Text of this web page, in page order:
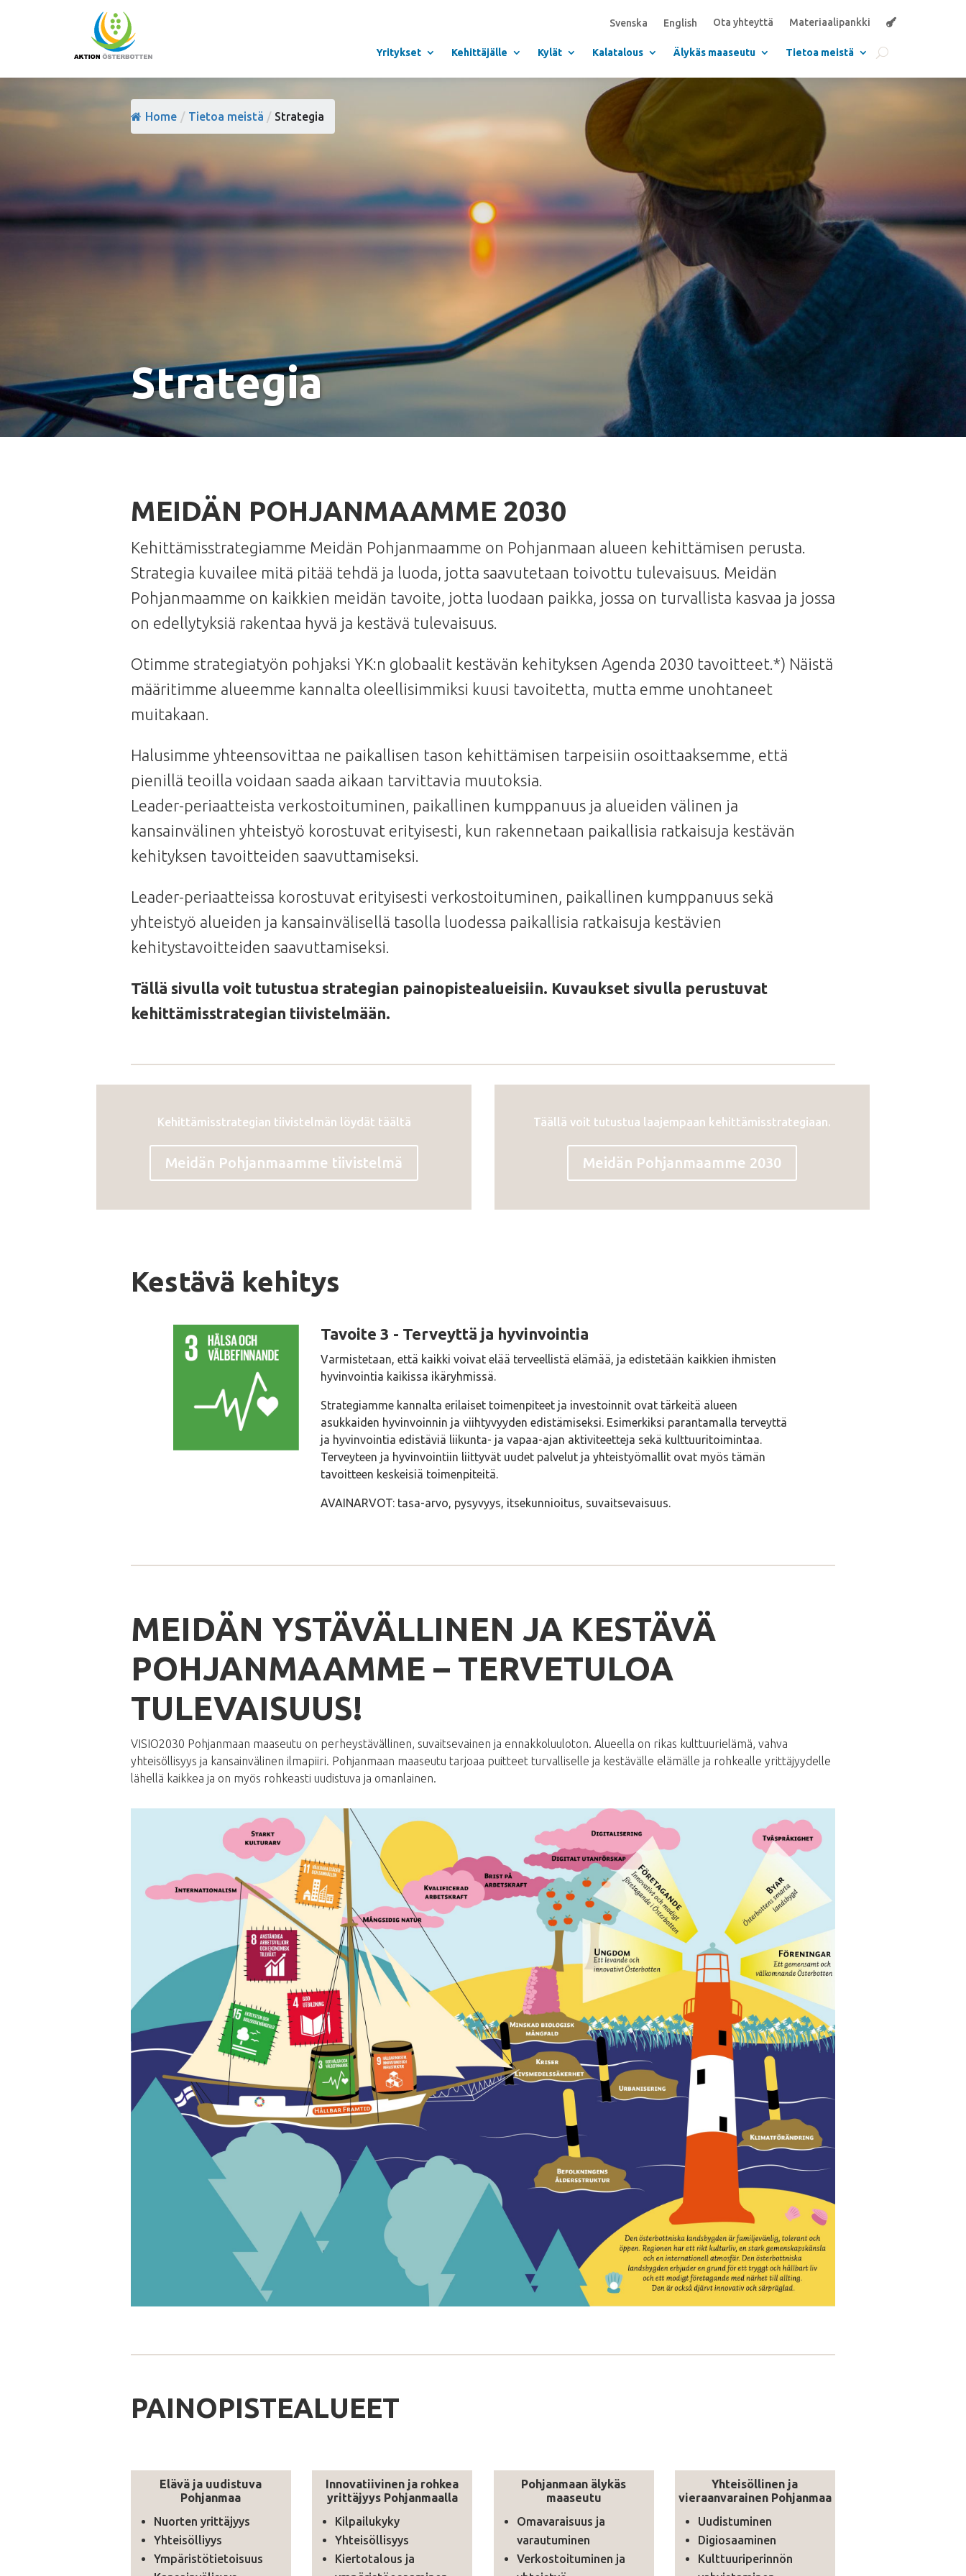
Svenska English Ota yhteyttä Materiaalipankki
Yritykset Kehittäjälle Kylät Kalatalous Älykäs maaseutu Tietoa meistä
Home / Tietoa meistä / Strategia
Strategia
MEIDÄN POHJANMAAMME 2030
Kehittämisstrategiamme Meidän Pohjanmaamme on Pohjanmaan alueen kehittämisen perusta.
Strategia kuvailee mitä pitää tehdä ja luoda, jotta saavutetaan toivottu tulevaisuus. Meidän
Pohjanmaamme on kaikkien meidän tavoite, jotta luodaan paikka, jossa on turvallista kasvaa ja jossa
on edellytyksiä rakentaa hyvä ja kestävä tulevaisuus.
Otimme strategiatyön pohjaksi YK:n globaalit kestävän kehityksen Agenda 2030 tavoitteet.*) Näistä
määritimme alueemme kannalta oleellisimmiksi kuusi tavoitetta, mutta emme unohtaneet
muitakaan.
Halusimme yhteensovittaa ne paikallisen tason kehittämisen tarpeisiin osoittaaksemme, että
pienillä teoilla voidaan saada aikaan tarvittavia muutoksia.
Leader-periaatteista verkostoituminen, paikallinen kumppanuus ja alueiden välinen ja
kansainvälinen yhteistyö korostuvat erityisesti, kun rakennetaan paikallisia ratkaisuja kestävän
kehityksen tavoitteiden saavuttamiseksi.
Leader-periaatteissa korostuvat erityisesti verkostoituminen, paikallinen kumppanuus sekä
yhteistyö alueiden ja kansainvälisellä tasolla luodessa paikallisia ratkaisuja kestävien
kehitystavoitteiden saavuttamiseksi.
Tällä sivulla voit tutustua strategian painopistealueisiin. Kuvaukset sivulla perustuvat
kehittämisstrategian tiivistelmään.
Kehittämisstrategian tiivistelmän löydät täältä
Meidän Pohjanmaamme tiivistelmä
Täällä voit tutustua laajempaan kehittämisstrategiaan.
Meidän Pohjanmaamme 2030
Kestävä kehitys
Tavoite 3 - Terveyttä ja hyvinvointia
Varmistetaan, että kaikki voivat elää terveellistä elämää, ja edistetään kaikkien ihmisten
hyvinvointia kaikissa ikäryhmissä.
Strategiamme kannalta erilaiset toimenpiteet ja investoinnit ovat tärkeitä alueen
asukkaiden hyvinvoinnin ja viihtyvyyden edistämiseksi. Esimerkiksi parantamalla terveyttä
ja hyvinvointia edistäviä liikunta- ja vapaa-ajan aktiviteetteja sekä kulttuuritoimintaa.
Terveyteen ja hyvinvointiin liittyvät uudet palvelut ja yhteistyömallit ovat myös tämän
tavoitteen keskeisiä toimenpiteitä.
AVAINARVOT: tasa-arvo, pysyvyys, itsekunnioitus, suvaitsevaisuus.
MEIDÄN YSTÄVÄLLINEN JA KESTÄVÄ
POHJANMAAMME – TERVETULOA
TULEVAISUUS!
VISIO2030 Pohjanmaan maaseutu on perheystävällinen, suvaitsevainen ja ennakkoluuloton. Alueella on rikas kulttuurielämä, vahva
yhteisöllisyys ja kansainvälinen ilmapiiri. Pohjanmaan maaseutu tarjoaa puitteet turvalliselle ja kestävälle elämälle ja rohkealle yrittäjyydelle
lähellä kaikkea ja on myös rohkeasti uudistuva ja omanlainen.
PAINOPISTEALUEET
Elävä ja uudistuva
Pohjanmaa
Nuorten yrittäjyys
Yhteisölliyys
Ympäristötietoisuus
Innovatiivinen ja rohkea
yrittäjyys Pohjanmaalla
Kilpailukyky
Yhteisöllisyys
Kiertotalous ja
Pohjanmaan älykäs
maaseutu
Omavaraisuus ja
varautuminen
Verkostoituminen ja
Yhteisöllinen ja
vieraanvarainen Pohjanmaa
Uudistuminen
Digiosaaminen
Kulttuuriperinnön